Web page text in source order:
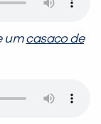
umcasaco de